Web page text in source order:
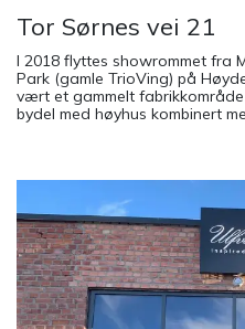
Tor Sørnes vei 21
I 2018 flyttes showrommet fra
Park (gamle TrioVing) på
vært et gammelt
bydel med høyhus kombinert